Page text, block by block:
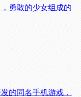
勇敢的少女组成的
的同名手机游戏，